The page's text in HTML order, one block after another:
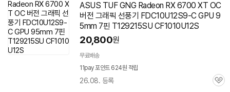
ASUS TUF GNG Radeon RX 6700 XT OC
버전 그래픽 선풍기 FDC10U12S9-C GPU 9
5mm 7핀 T129215SU CF1010U12S
20,800원
무료배송
11pay 포인트 624원 적립
26.08. 등록
관